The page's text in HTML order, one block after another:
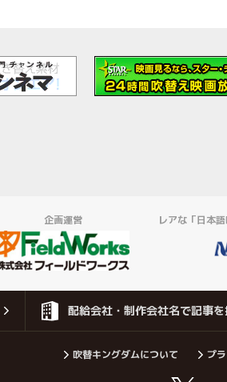
企画運営 レアな「日本
配給会社・制作会社名で記事を
吹替キングダムについて プ